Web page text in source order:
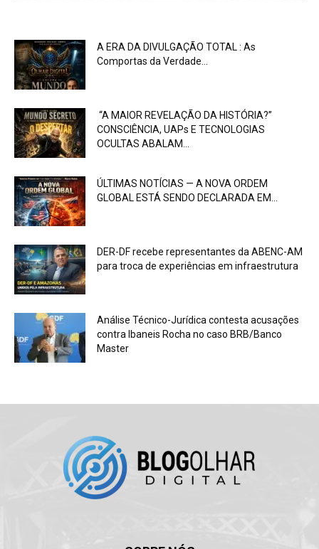
A ERA DA DIVULGAÇÃO TOTAL : As
Comportas da Verdade...
“A MAIOR REVELAÇÃO DA HISTÓRIA?”
CONSCIÊNCIA, UAPs E TECNOLOGIAS
OCULTAS ABALAM...
ÚLTIMAS NOTÍCIAS — A NOVA ORDEM
GLOBAL ESTÁ SENDO DECLARADA EM...
DER-DF recebe representantes da ABENC-AM
para troca de experiências em infraestrutura
Análise Técnico-Jurídica contesta acusações
contra Ibaneis Rocha no caso BRB/Banco
Master